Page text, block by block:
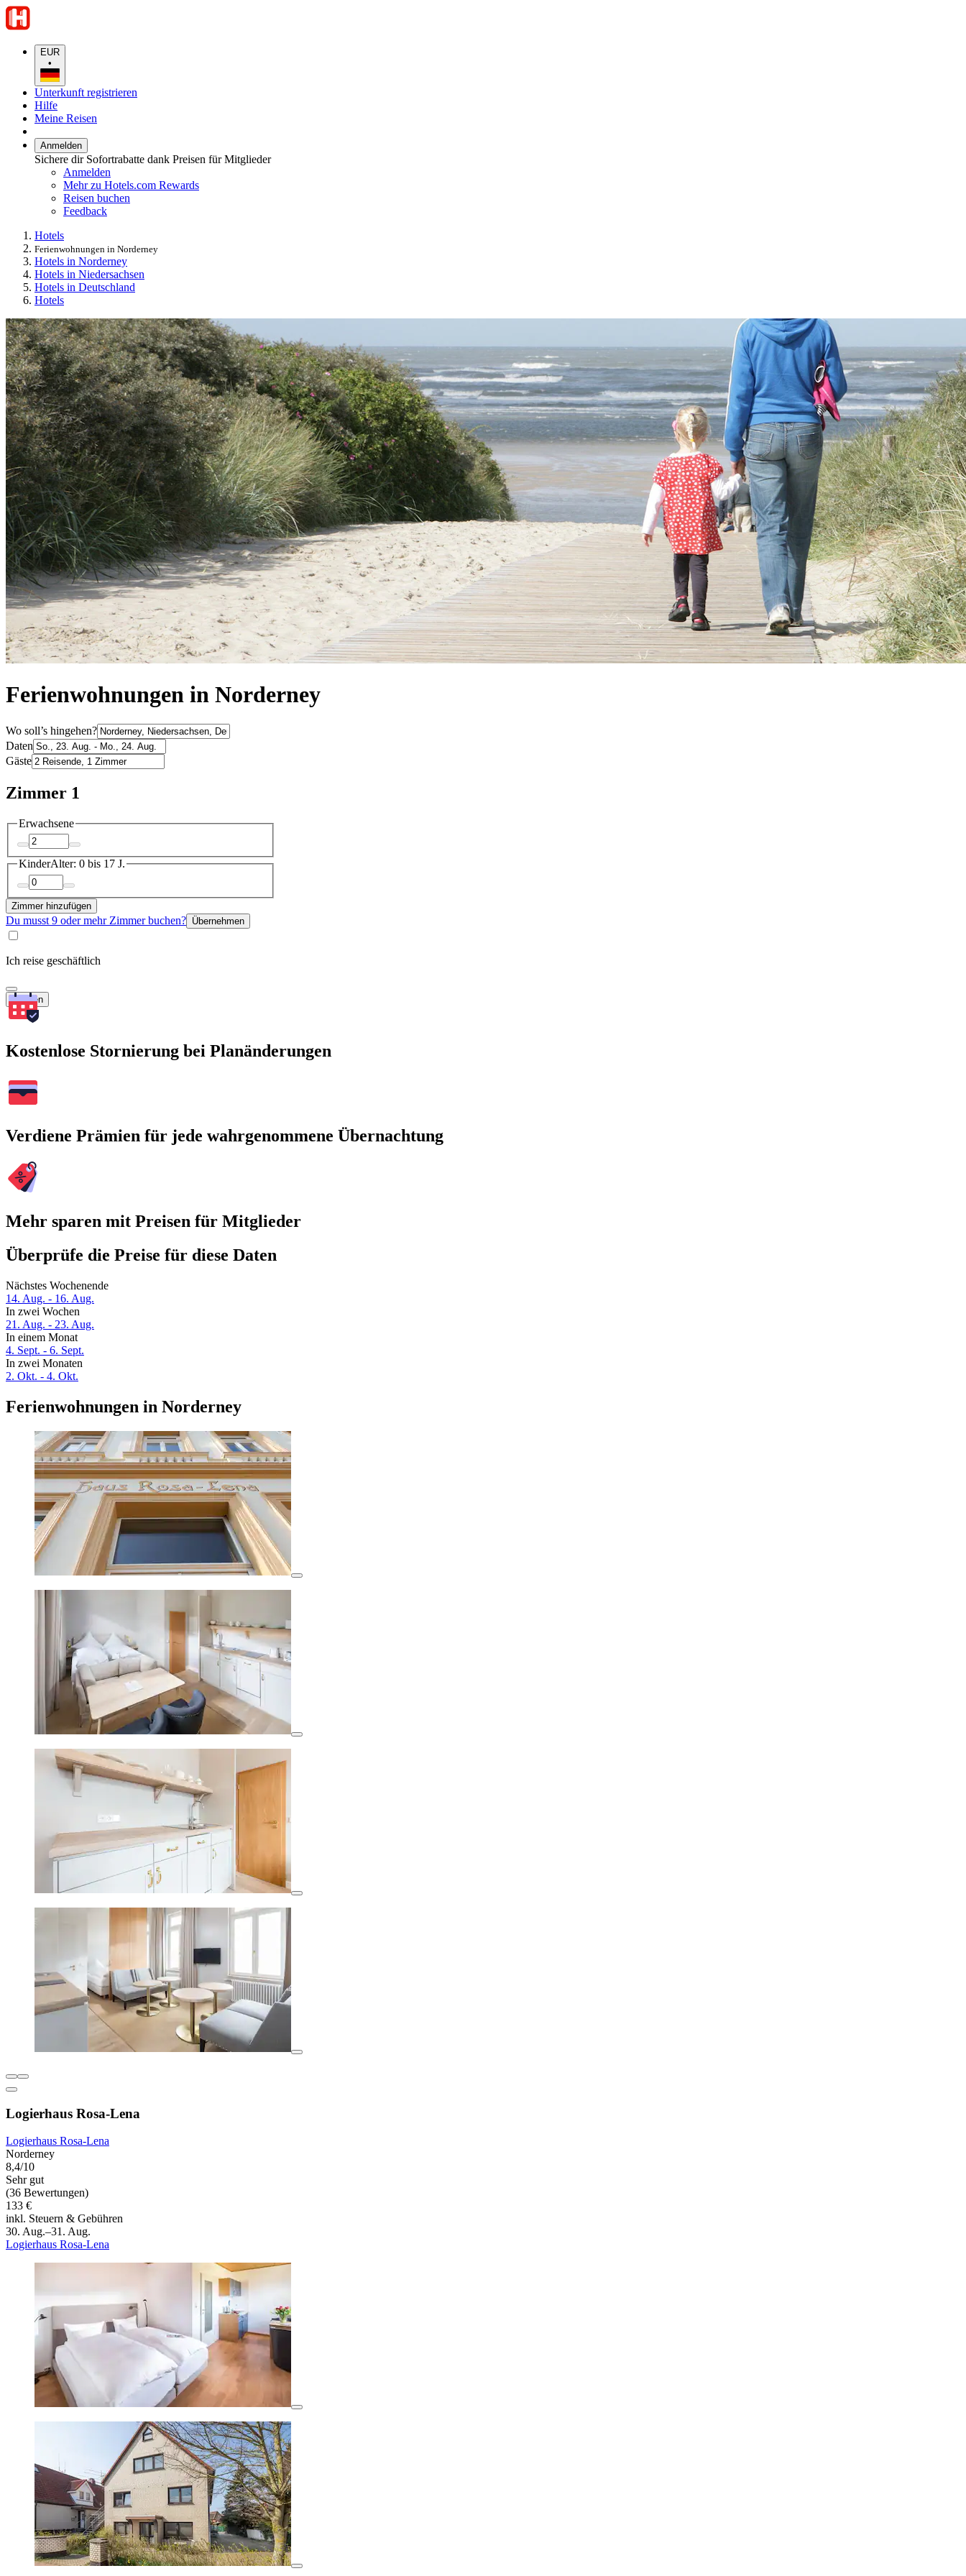
EUR
•
Unterkunft registrieren
Hilfe
Meine Reisen
Anmelden
Sichere dir Sofortrabatte dank Preisen für Mitglieder
Anmelden
Mehr zu Hotels.com Rewards
Reisen buchen
Feedback
Hotels
Ferienwohnungen in Norderney
Hotels in Norderney
Hotels in Niedersachsen
Hotels in Deutschland
Hotels
Ferienwohnungen in Norderney
Wo soll’s hingehen?
Daten
Gäste
Zimmer 1
Erwachsene
KinderAlter: 0 bis 17 J.
Zimmer hinzufügen
Du musst 9 oder mehr Zimmer buchen? Übernehmen
Ich reise geschäftlich
Suchen
Kostenlose Stornierung bei Planänderungen
Verdiene Prämien für jede wahrgenommene Übernachtung
Mehr sparen mit Preisen für Mitglieder
Überprüfe die Preise für diese Daten
Nächstes Wochenende
14. Aug. - 16. Aug.
In zwei Wochen
21. Aug. - 23. Aug.
In einem Monat
4. Sept. - 6. Sept.
In zwei Monaten
2. Okt. - 4. Okt.
Ferienwohnungen in Norderney
Logierhaus Rosa-Lena
Logierhaus Rosa-Lena
Norderney
8,4/10
Sehr gut
(36 Bewertungen)
133 €
inkl. Steuern & Gebühren
30. Aug.–31. Aug.
Logierhaus Rosa-Lena